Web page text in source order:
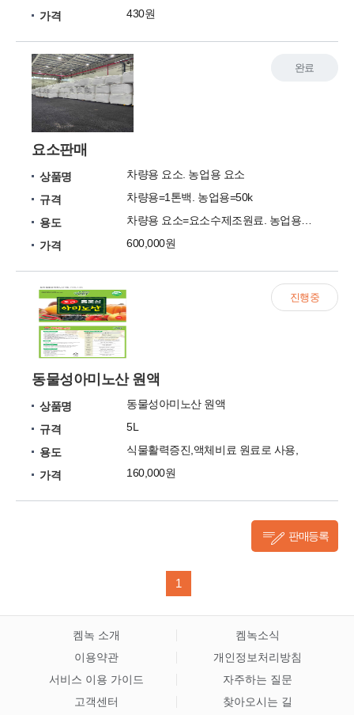
가격
430원
요소판매
상품명
차량용 요소. 농업용 요소
규격
차량용=1톤백. 농업용=50k
용도
가격
600,000원
완료
동물성아미노산 원액
상품명
동물성아미노산 원액
규격
5L
용도
식물활력증진,액체비료 원료로 사용,
가격
160,000원
진행중
판매등록
1
켐녹 소개
켐녹소식
이용약관
개인정보처리방침
서비스 이용 가이드
자주하는 질문
고객센터
찾아오시는 길